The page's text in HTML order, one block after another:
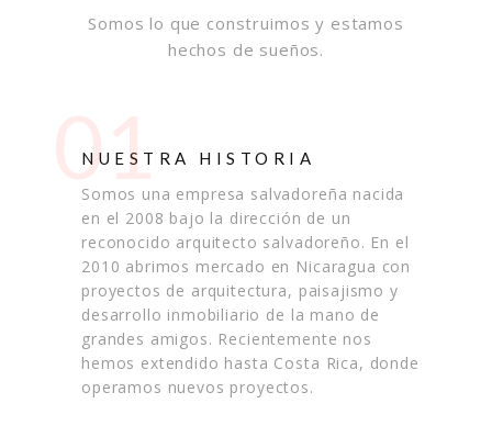
Somos lo que construimos y estamos
hechos de sueños.
NUESTRA HISTORIA
Somos una empresa salvadoreña nacida
en el 2008 bajo la dirección de un
reconocido arquitecto salvadoreño. En el
2010 abrimos mercado en Nicaragua con
proyectos de arquitectura, paisajismo y
desarrollo inmobiliario de la mano de
grandes amigos. Recientemente nos
hemos extendido hasta Costa Rica, donde
operamos nuevos proyectos.
01